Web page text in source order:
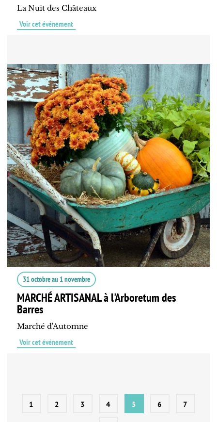
La Nuit des Châteaux
Voir cet événement
31 octobreau 1 novembre
MARCHÉ ARTISANAL à l'Arboretum des
Barres
Marché d'Automne
Voir cet événement
1 2 3 4 5 6 7